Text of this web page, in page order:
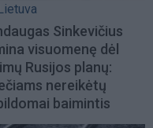
Sinkevičius
visuomenę dėl
Rusijos planų:
nereikėtų
baimintis